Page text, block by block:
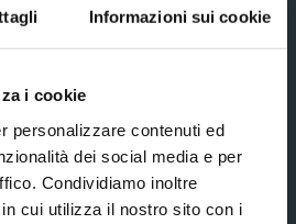
Informazioni sui cookie
i cookie
personalizzare contenuti ed
dei social media e per
Condividiamo inoltre
cui utilizza il nostro sito con i
conditions of the